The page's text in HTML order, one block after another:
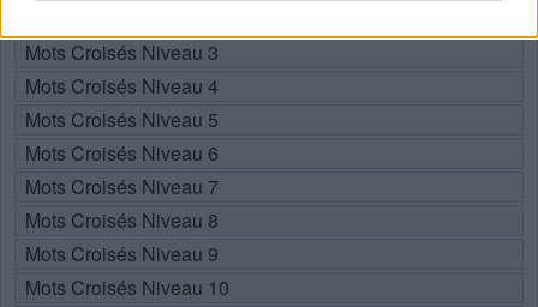
Mots Croisés Niveau 3
Mots Croisés Niveau 4
Mots Croisés Niveau 5
Mots Croisés Niveau 6
Mots Croisés Niveau 7
Mots Croisés Niveau 8
Mots Croisés Niveau 9
Mots Croisés Niveau 10